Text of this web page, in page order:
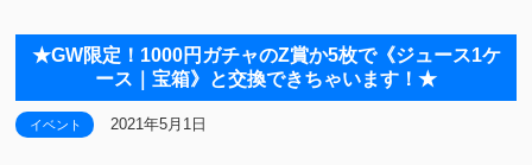
★GW限定！1000円ガチャのZ賞か5枚で《ジュース1ケ
ース｜宝箱》と交換できちゃいます！★
イベント 2021年5月1日